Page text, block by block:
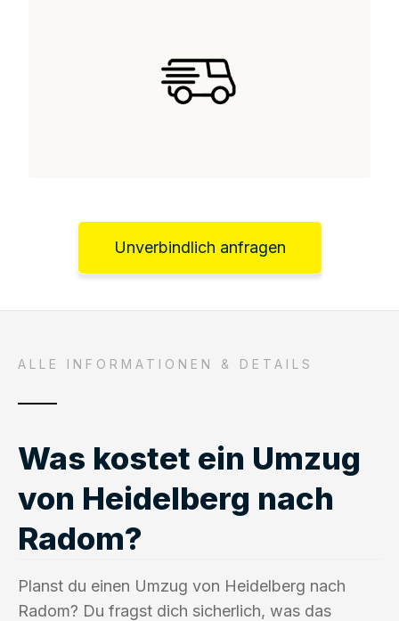
Unverbindlich anfragen
ALLE INFORMATIONEN & DETAILS
Was kostet ein Umzug
von Heidelberg nach
Radom?
Planst du einen Umzug von Heidelberg nach
Radom? Du fragst dich sicherlich, was das